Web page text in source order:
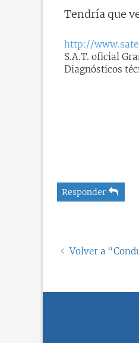
n
j
e
Tendría que
http://
S.A.T. oficial
Diagnósticos
Responder
Volver a